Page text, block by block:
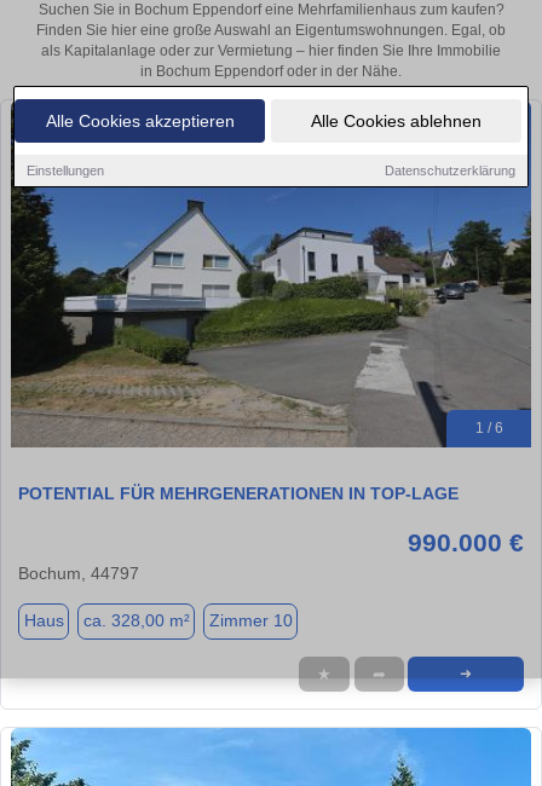
Alle Cookies akzeptieren Alle Cookies ablehnen
Einstellungen Datenschutzerklärung
Suchen Sie in Bochum Eppendorf eine Mehrfamilienhaus zum kaufen?
Finden Sie hier eine große Auswahl an Eigentumswohnungen. Egal, ob
als Kapitalanlage oder zur Vermietung – hier finden Sie Ihre Immobilie
in Bochum Eppendorf oder in der Nähe.
1 / 6
POTENTIAL FÜR MEHRGENERATIONEN IN TOP-LAGE
990.000 €
Bochum, 44797
Haus ca. 328,00 m² Zimmer 10
★ ➦ ➜